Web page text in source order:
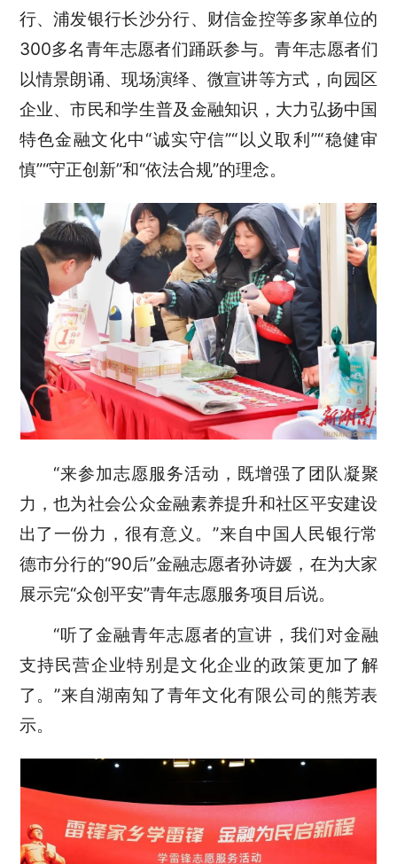
行、浦发银行长沙分行、财信金控等多家单位的
300多名青年志愿者们踊跃参与。青年志愿者们
以情景朗诵、现场演绎、微宣讲等方式，向园区
企业、市民和学生普及金融知识，大力弘扬中国
特色金融文化中“诚实守信”“以义取利”“稳健审
慎”“守正创新”和“依法合规”的理念。
“来参加志愿服务活动，既增强了团队凝聚
力，也为社会公众金融素养提升和社区平安建设
出了一份力，很有意义。”来自中国人民银行常
德市分行的“90后”金融志愿者孙诗媛，在为大家
展示完“众创平安”青年志愿服务项目后说。
“听了金融青年志愿者的宣讲，我们对金融
支持民营企业特别是文化企业的政策更加了解
了。”来自湖南知了青年文化有限公司的熊芳表
示。